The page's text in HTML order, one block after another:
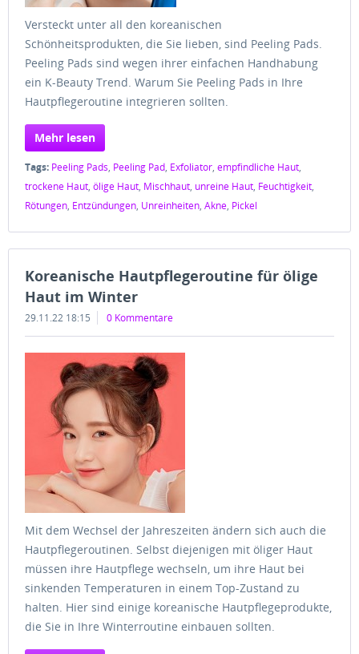
Versteckt unter all den koreanischen
Schönheitsprodukten, die Sie lieben, sind Peeling Pads.
Peeling Pads sind wegen ihrer einfachen Handhabung
ein K-Beauty Trend. Warum Sie Peeling Pads in Ihre
Hautpflegeroutine integrieren sollten.
Mehr lesen
Tags: Peeling Pads, Peeling Pad, Exfoliator, empfindliche Haut,
trockene Haut, ölige Haut, Mischhaut, unreine Haut, Feuchtigkeit,
Rötungen, Entzündungen, Unreinheiten, Akne, Pickel
Koreanische Hautpflegeroutine für ölige
Haut im Winter
29.11.22 18:15 0 Kommentare
Mit dem Wechsel der Jahreszeiten ändern sich auch die
Hautpflegeroutinen. Selbst diejenigen mit öliger Haut
müssen ihre Hautpflege wechseln, um ihre Haut bei
sinkenden Temperaturen in einem Top-Zustand zu
halten. Hier sind einige koreanische Hautpflegeprodukte,
die Sie in Ihre Winterroutine einbauen sollten.